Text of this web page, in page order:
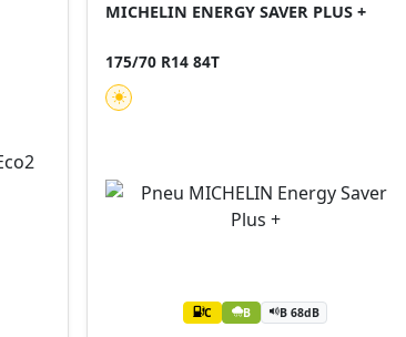
MICHELIN ENERGY SAVER PLUS +
175/70 R14 84T
C B B 68dB